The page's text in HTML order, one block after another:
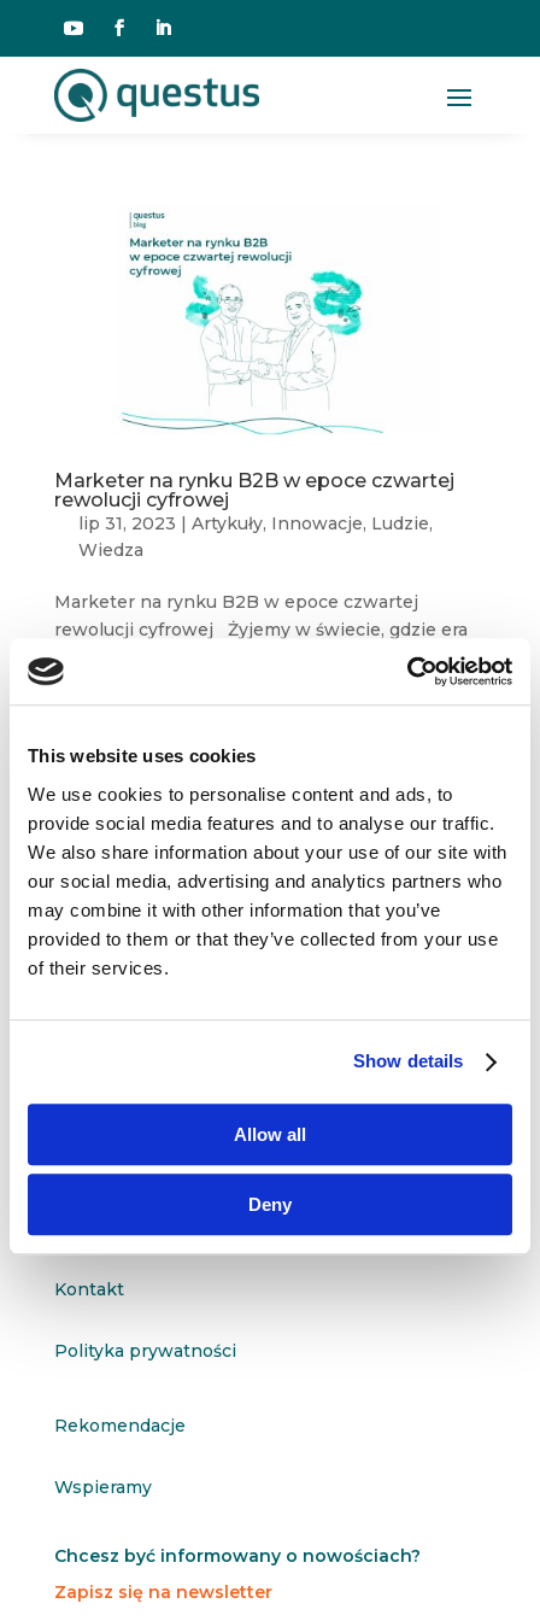
This website uses cookies
We use cookies to personalise content and ads, to
provide social media features and to analyse our traffic.
We also share information about your use of our site with
our social media, advertising and analytics partners who
may combine it with other information that you’ve
provided to them or that they’ve collected from your use
of their services.
Show details
Allow all
Deny
Marketer na rynku B2B w epoce czwartej
rewolucji cyfrowej
lip 31, 2023 | Artykuły, Innowacje, Ludzie,
Wiedza
Marketer na rynku B2B w epoce czwartej
rewolucji cyfrowej Żyjemy w świecie, gdzie era
cyfrowa kształtuje naszą rzeczywistość, wywiera
ogromny wpływ na zwyczaje klientów, a tym
samym na ekosystem marketingowy.
B2B...
Dane kontaktowe
 601 098 038
questus@questus.pl
Kontakt
Polityka prywatności
Rekomendacje
Wspieramy
Chcesz być informowany o nowościach?
Zapisz się na newsletter